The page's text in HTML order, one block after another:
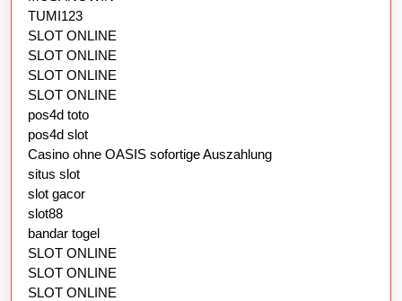
TUMI123
SLOT ONLINE
SLOT ONLINE
SLOT ONLINE
SLOT ONLINE
pos4d toto
pos4d slot
Casino ohne OASIS sofortige Auszahlung
situs slot
slot gacor
slot88
bandar togel
SLOT ONLINE
SLOT ONLINE
SLOT ONLINE